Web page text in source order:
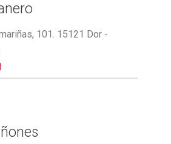
101. 15121 Dor -